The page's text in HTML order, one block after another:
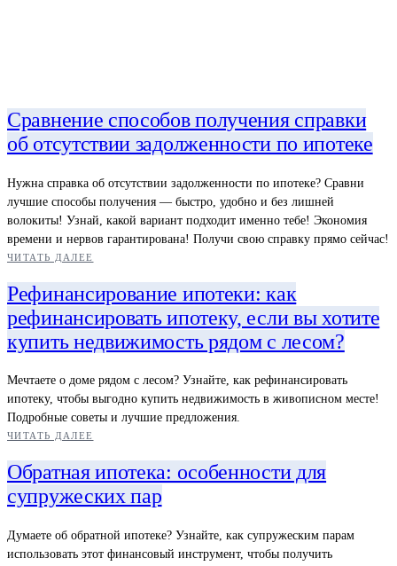
Сравнение способов получения справки
об отсутствии задолженности по ипотеке
Нужна справка об отсутствии задолженности по ипотеке? Сравни
лучшие способы получения — быстро, удобно и без лишней
волокиты! Узнай, какой вариант подходит именно тебе! Экономия
времени и нервов гарантирована! Получи свою справку прямо сейчас!
ЧИТАТЬ ДАЛЕЕ
Рефинансирование ипотеки: как
рефинансировать ипотеку, если вы хотите
купить недвижимость рядом с лесом?
Мечтаете о доме рядом с лесом? Узнайте, как рефинансировать
ипотеку, чтобы выгодно купить недвижимость в живописном месте!
Подробные советы и лучшие предложения.
ЧИТАТЬ ДАЛЕЕ
Обратная ипотека: особенности для
супружеских пар
Думаете об обратной ипотеке? Узнайте, как супружеским парам
использовать этот финансовый инструмент, чтобы получить